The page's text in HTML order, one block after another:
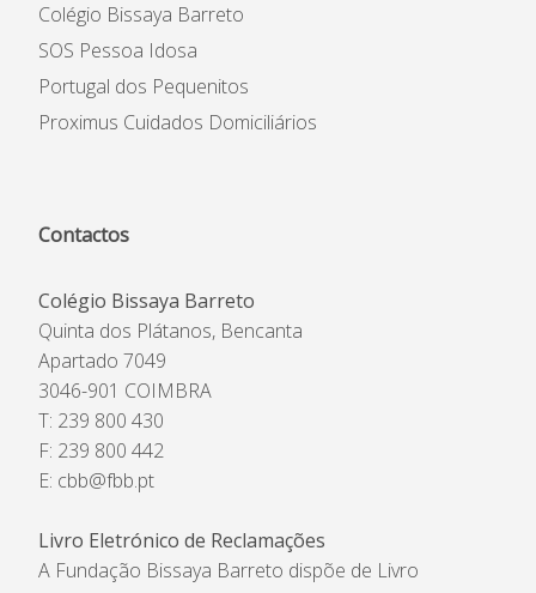
Colégio Bissaya Barreto
SOS Pessoa Idosa
Portugal dos Pequenitos
Proximus Cuidados Domiciliários
Contactos
Colégio Bissaya Barreto
Quinta dos Plátanos, Bencanta
Apartado 7049
3046-901 COIMBRA
T: 239 800 430
F: 239 800 442
E: cbb@fbb.pt
Livro Eletrónico de Reclamações
A Fundação Bissaya Barreto dispõe de Livro